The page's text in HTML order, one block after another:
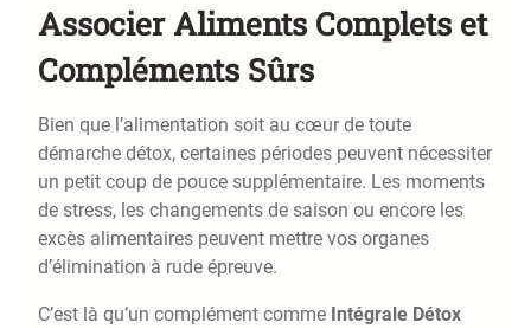
Associer Aliments Complets et
Compléments Sûrs
Bien que l’alimentation soit au cœur de toute
démarche détox, certaines périodes peuvent nécessiter
un petit coup de pouce supplémentaire. Les moments
de stress, les changements de saison ou encore les
excès alimentaires peuvent mettre vos organes
d’élimination à rude épreuve.
C’est là qu’un complément comme Intégrale Détox